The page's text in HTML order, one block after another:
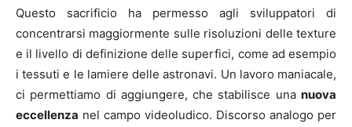
Questo sacrificio ha permesso agli sviluppatori di
concentrarsi maggiormente sulle risoluzioni delle texture
e il livello di definizione delle superfici, come ad esempio
i tessuti e le lamiere delle astronavi. Un lavoro maniacale,
ci permettiamo di aggiungere, che stabilisce una nuova
eccellenza nel campo videoludico. Discorso analogo per